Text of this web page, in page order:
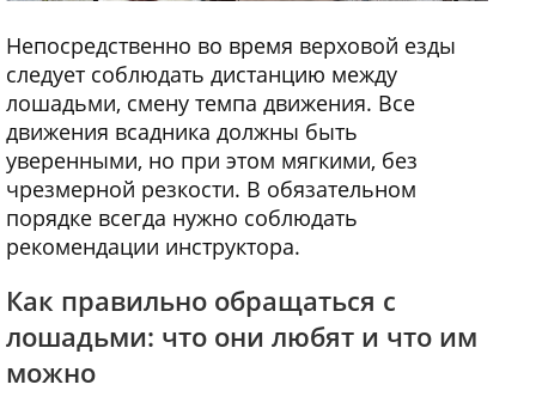
Непосредственно во время верховой езды
следует соблюдать дистанцию между
лошадьми, смену темпа движения. Все
движения всадника должны быть
уверенными, но при этом мягкими, без
чрезмерной резкости. В обязательном
порядке всегда нужно соблюдать
рекомендации инструктора.
Как правильно обращаться с
лошадьми: что они любят и что им
можно